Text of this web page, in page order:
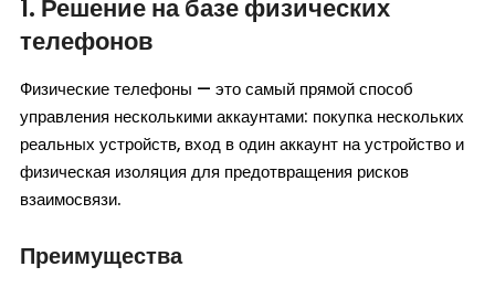
1. Решение на базе физических
телефонов
Физические телефоны — это самый прямой способ
управления несколькими аккаунтами: покупка нескольких
реальных устройств, вход в один аккаунт на устройство и
физическая изоляция для предотвращения рисков
взаимосвязи.
Преимущества